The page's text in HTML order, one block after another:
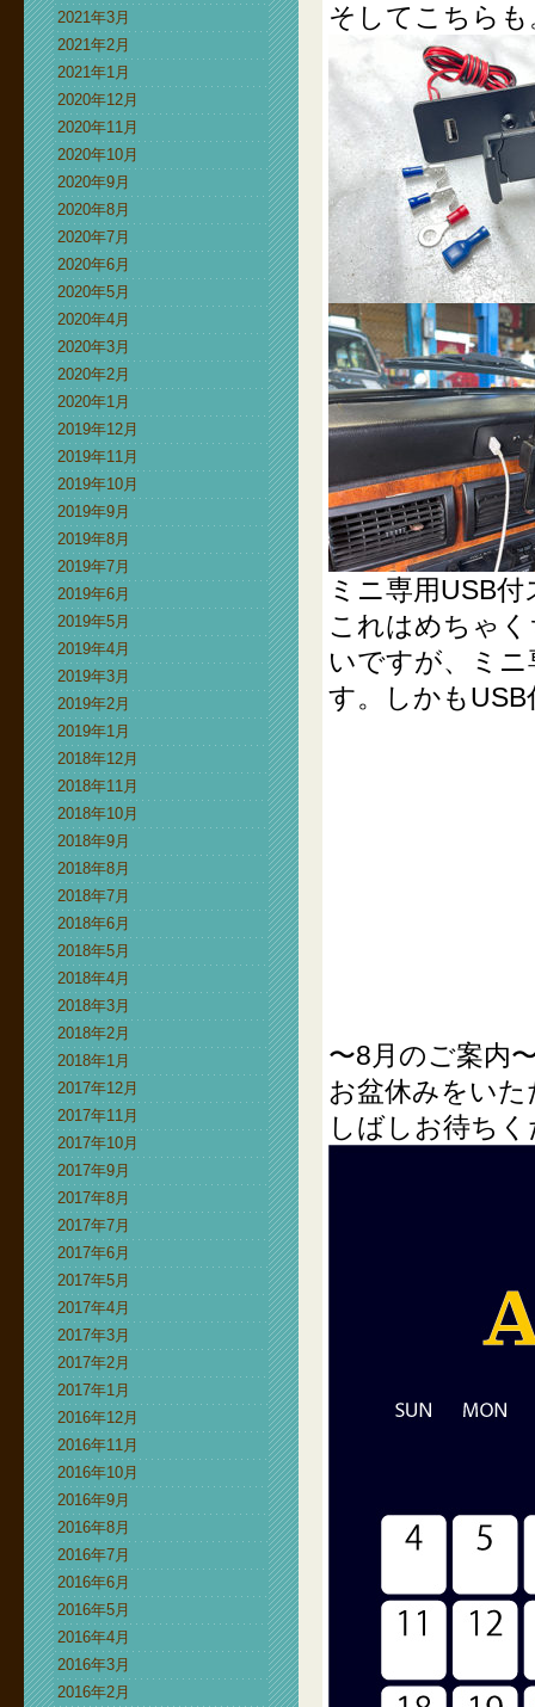
2021年3月
2021年2月
2021年1月
2020年12月
2020年11月
2020年10月
2020年9月
2020年8月
2020年7月
2020年6月
2020年5月
2020年4月
2020年3月
2020年2月
2020年1月
2019年12月
2019年11月
2019年10月
2019年9月
2019年8月
2019年7月
2019年6月
2019年5月
2019年4月
2019年3月
2019年2月
2019年1月
2018年12月
2018年11月
2018年10月
2018年9月
2018年8月
2018年7月
2018年6月
2018年5月
2018年4月
2018年3月
2018年2月
2018年1月
2017年12月
2017年11月
2017年10月
2017年9月
2017年8月
2017年7月
2017年6月
2017年5月
2017年4月
2017年3月
2017年2月
2017年1月
2016年12月
2016年11月
2016年10月
2016年9月
2016年8月
2016年7月
2016年6月
2016年5月
2016年4月
2016年3月
2016年2月
そしてこちらも
ミニ専用USB
これはめちゃ
いですが、ミ
す。しかも
〜8月のご案内
お盆休みをい
しばしお待ち